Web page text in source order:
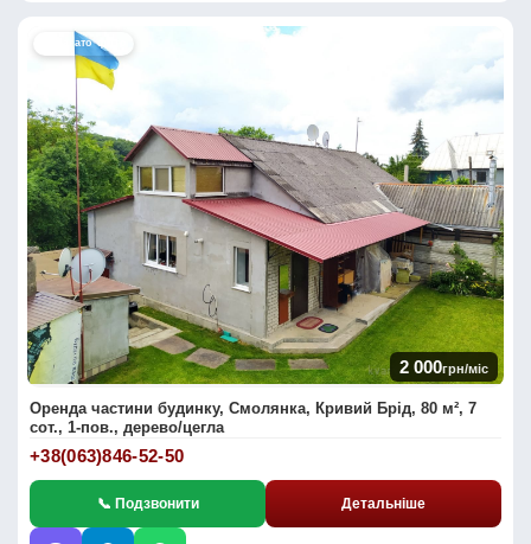
📷 Багато фото
2 000грн/міс
Оренда частини будинку, Смолянка, Кривий Брід, 80 м², 7
сот., 1-пов., дерево/цегла
+38(063)846-52-50
📞 Подзвонити Детальніше